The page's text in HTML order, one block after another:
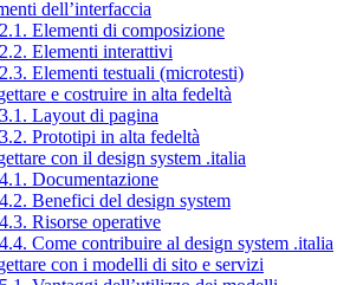
dell’interfaccia
Elementi di composizione
Elementi interattivi
Elementi testuali (microtesti)
e costruire in alta fedeltà
Layout di pagina
Prototipi in alta fedeltà
con il design system .italia
Documentazione
Benefici del design system
Risorse operative
Come contribuire al design system .italia
con i modelli di sito e servizi